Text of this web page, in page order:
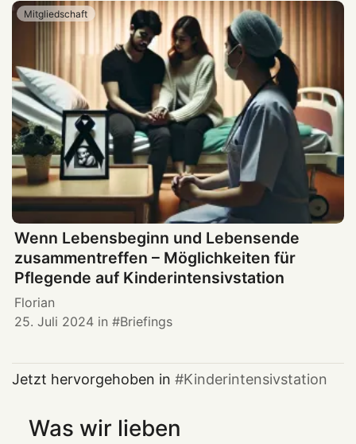
Mitgliedschaft
Wenn Lebensbeginn und Lebensende
zusammentreffen – Möglichkeiten für
Pflegende auf Kinderintensivstation
Florian
25. Juli 2024 in Briefings
Jetzt hervorgehoben in Kinderintensivstation
Was wir lieben